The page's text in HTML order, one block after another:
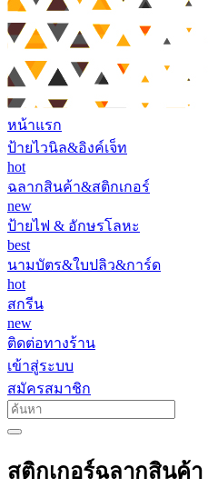
หน้าแรก
ป้ายไวนิล&อิงค์เจ็ท
hot
ฉลากสินค้า&สติกเกอร์
new
ป้ายไฟ & อักษรโลหะ
best
นามบัตร&ใบปลิว&การ์ด
hot
สกรีน
new
ติดต่อทางร้าน
เข้าสู่ระบบ
สมัครสมาชิก
สติกเกอร์ฉลากสินค้